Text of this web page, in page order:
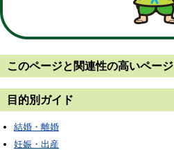
このページと 関連性の高いページ
目的別ガイド
結婚・離婚
妊娠・出産